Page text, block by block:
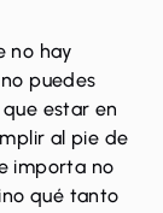
no hay
puedes
estar en
al pie de
importa no
qué tanto